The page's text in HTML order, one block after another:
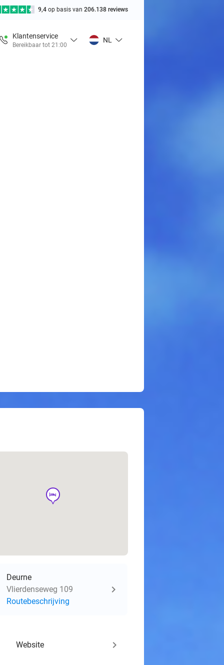
9,4 op basis van 206.138 reviews
Klantenservice
Bereikbaar tot 21:00
NL
hotel
Deurne
Vlierdenseweg 109
Routebeschrijving
Website keyboard_arrow_right